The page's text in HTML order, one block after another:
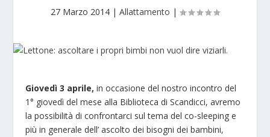
27 Marzo 2014 | Allattamento |
Giovedì 3 aprile, in occasione del nostro incontro del
1° giovedì del mese alla Biblioteca di Scandicci, avremo
la possibilità di confrontarci sul tema del co-sleeping e
più in generale dell’ ascolto dei bisogni dei bambini,